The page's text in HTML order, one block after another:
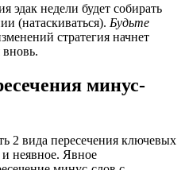
эдак недели будет собирать
(натаскиваться). Будьте
стратегия начнет
вновь.
минус-
2 вида пересечения ключевых
неявное. Явное